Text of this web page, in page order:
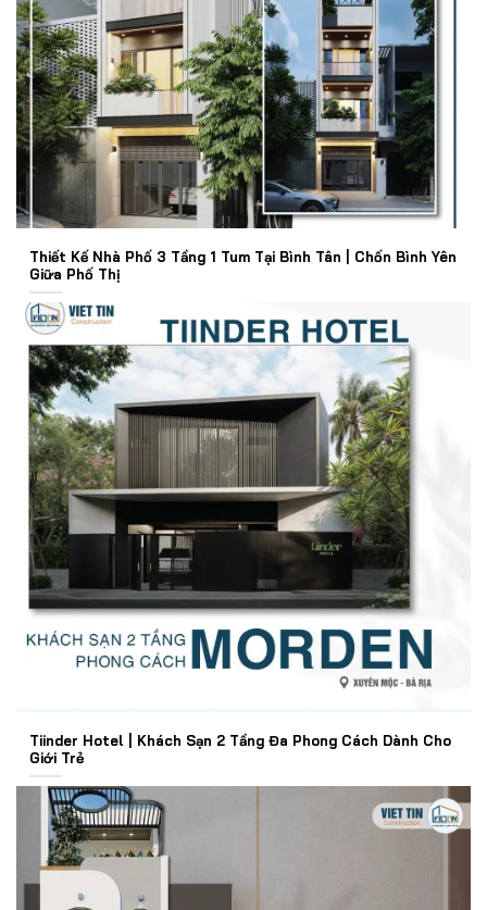
Thiết Kế Nhà Phố 3 Tầng 1 Tum Tại Bình Tân | Chốn Bình Yên
Giữa Phố Thị
Tiinder Hotel | Khách Sạn 2 Tầng Đa Phong Cách Dành Cho
Giới Trẻ